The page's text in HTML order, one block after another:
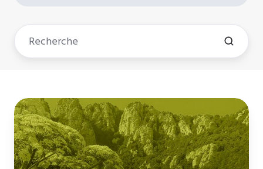
Rapport
RSE
2025